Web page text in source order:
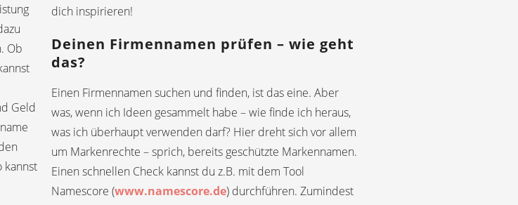
Ob
Geld
kannst
dich inspirieren!
Deinen Firmennamen prüfen – wie geht
das?
Einen Firmennamen suchen und finden, ist das eine. Aber
was, wenn ich Ideen gesammelt habe – wie finde ich heraus,
was ich überhaupt verwenden darf? Hier dreht sich vor allem
um Markenrechte – sprich, bereits geschützte Markennamen.
Einen schnellen Check kannst du z.B. mit dem Tool
Namescore (www.namescore.de) durchführen. Zumindest